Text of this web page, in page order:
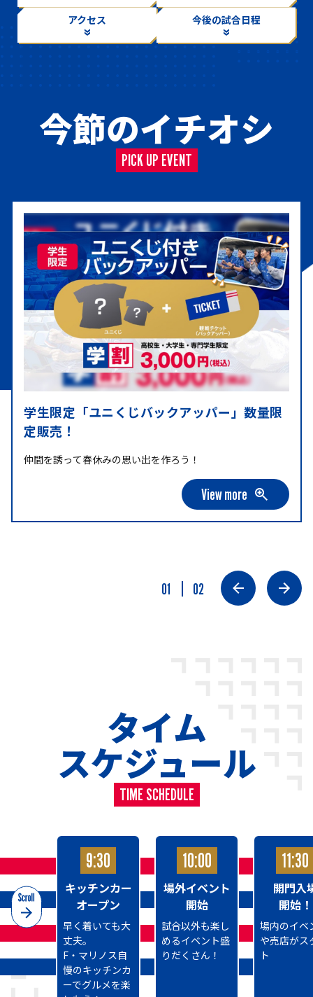
アクセス 今後の試合日程
今節のイチオシ
PICK UP EVENT
学生限定「ユニくじバックアッパー」数量限
定販売！
仲間を誘って春休みの思い出を作ろう！
View more
01 02
タイム
スケジュール
TIME SCHEDULE
9:30
キッチンカー
オープン
早く着いても大
丈夫。
F・マリノス自
慢のキッチンカ
ーでグルメを楽
10:00
場外イベント
開始
試合以外も楽し
めるイベント盛
りだくさん！
11:30
開門入
開始！
場内のイベ
や売店がス
ト